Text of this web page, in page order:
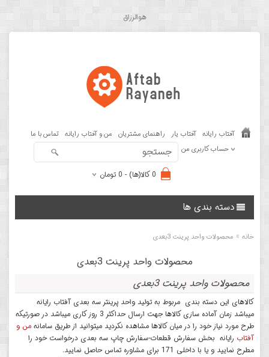
هوالرزاق
آفتاب رایانه آفتاب یار راهنمای مشتریان من و آفتاب رایانه تماس با ما
حساب کاربری من
0 کالا(ها) - 0 تومان
دسته بندی ها
خانه » محصولات واحد پرینت 3بعدی
محصولات واحد پرینت 3بعدی
محصولات واحد پرینت 3بعدی
کالاهای این دسته بندی مربوط به تولید واحد پرینتر سه بعدی آفتاب رایانه
میباشد زمان آماده سازی کالاها جهت ارسال حداکثر 3 روز کاری میباشد در صورتیکه
طرح مورد نیاز خود را در میان کالاها مشاهده نکردید میتوانید از طریق سامانه من و
آفتاب رایانه بخش سفارش قطعات-سفارش چاپ سه بعدی درخواست خود را
مطرح نمایید و یا با داخلی 171 برای مشاوره تماس حاصل نمایید.